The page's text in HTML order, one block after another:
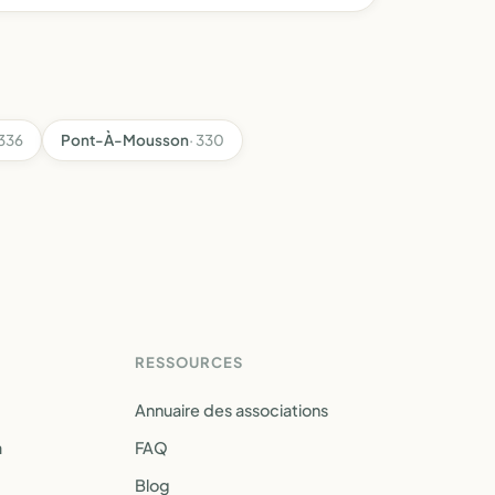
Pont-À-Mousson· 330
RESSOURCES
Annuaire des associations
FAQ
Blog